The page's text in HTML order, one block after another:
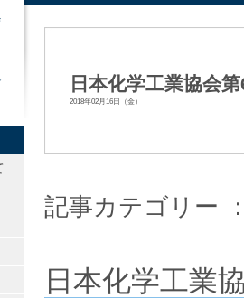
日本化学工業協会
2018年02月16日（金）
記事カテゴリー
日本化学工業
公益社団法人日本生化学会